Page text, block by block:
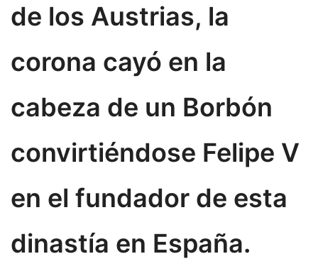
de los Austrias, la
corona cayó en la
cabeza de un Borbón
convirtiéndose Felipe V
en el fundador de esta
dinastía en España.